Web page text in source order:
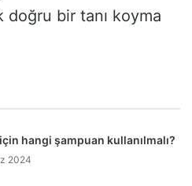
bir tanı koyma
hangi şampuan kullanılmalı?
2024